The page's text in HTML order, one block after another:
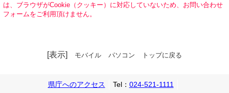
は、ブラウザがCookie（クッキー）に対応していないため、お問い合わせ
フォームをご利用頂けません。
[表示] モバイル パソコン トップに戻る
県庁へのアクセス Tel： 024-521-1111